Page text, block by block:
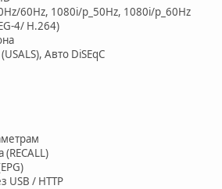
60Hz, 1080i/p_50Hz, 1080i/p_60Hz
4/ H.264)
Авто DiSEqC
USB / HTTP